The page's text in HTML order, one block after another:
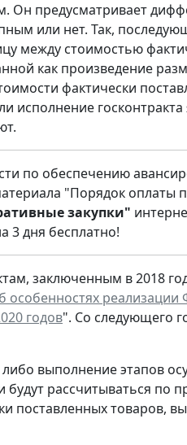
Он предусматривает
или нет. Так,
между стоимостью
как произведение
фактически
исполнение
по обеспечению
"Порядок оплаты
закупки"
3 дня бесплатно!
заключенным в 2018
особенностях реализации
годов". Со следующего
выполнение этапов
рассчитываться по
товаров,